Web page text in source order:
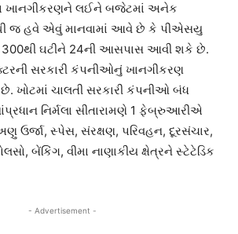
ખાનગીકરણને લઈને બજેટમાં અનેક
જ હવે એવું માનવામાં આવે છે કે પીએસયુ
ઘટીને 24ની આસપાસ આવી શકે છે.
સરકારી કંપનીઓનું ખાનગીકરણ
છે. ખોટમાં ચાલતી સરકારી કંપનીઓ બંધ
નિર્મલા સીતારામણે 1 ફેબ્રુઆરીએ
ઉર્જા, સ્પેસ, સંરક્ષણ, પરિવહન, દૂરસંચાર,
બેંકિંગ, વીમા નાણાકીય ક્ષેત્રને સ્ટેટેડિક
- Advertisement -